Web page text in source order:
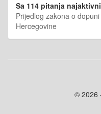
Sa 114 pitanja
Prijedlog zakona o
Hercegovine
© 2026